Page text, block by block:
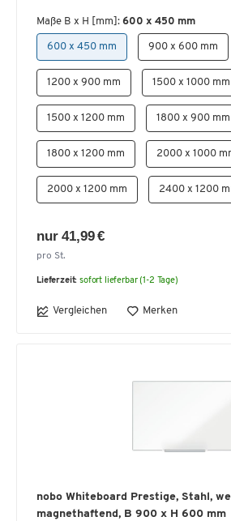
Maße B x H [mm]: 600 x 450 mm
600 x 450 mm 900 x 600 mm
1200 x 900 mm 1500 x 1000 mm
1500 x 1200 mm 1800 x 900 mm
1800 x 1200 mm 2000 x 1000
2000 x 1200 mm 2400 x 1200
nur 41,99 €
pro St.
Lieferzeit: sofort lieferbar (1-2 Tage)
Vergleichen Merken
nobo Whiteboard Prestige, Stahl,
magnethaftend, B 900 x H 600 mm